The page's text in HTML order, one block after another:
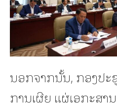
ນອກຈາກນັ້ນ, ກອງປະ
ການເຜີຍ ແຜ່ເອກະສາ